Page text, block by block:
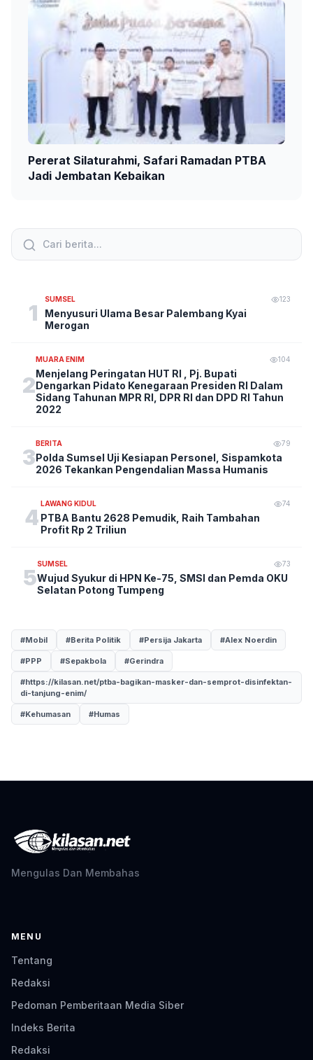
Pererat Silaturahmi, Safari Ramadan PTBA
Jadi Jembatan Kebaikan
1
SUMSEL 123
Menyusuri Ulama Besar Palembang Kyai
Merogan
2
MUARA ENIM 104
Menjelang Peringatan HUT RI , Pj. Bupati
Dengarkan Pidato Kenegaraan Presiden RI Dalam
Sidang Tahunan MPR RI, DPR RI dan DPD RI Tahun
2022
3
BERITA 79
Polda Sumsel Uji Kesiapan Personel, Sispamkota
2026 Tekankan Pengendalian Massa Humanis
4
LAWANG KIDUL 74
PTBA Bantu 2628 Pemudik, Raih Tambahan
Profit Rp 2 Triliun
5
SUMSEL 73
Wujud Syukur di HPN Ke-75, SMSI dan Pemda OKU
Selatan Potong Tumpeng
#Mobil #Berita Politik #Persija Jakarta #Alex Noerdin
#PPP #Sepakbola #Gerindra
#https://kilasan.net/ptba-bagikan-masker-dan-semprot-disinfektan-
di-tanjung-enim/
#Kehumasan #Humas
Mengulas Dan Membahas
MENU
Tentang
Redaksi
Pedoman Pemberitaan Media Siber
Indeks Berita
Redaksi